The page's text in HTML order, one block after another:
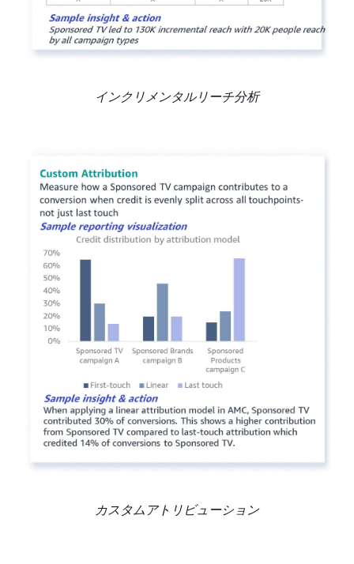
インクリメンタルリーチ分析
カスタムアトリビューション